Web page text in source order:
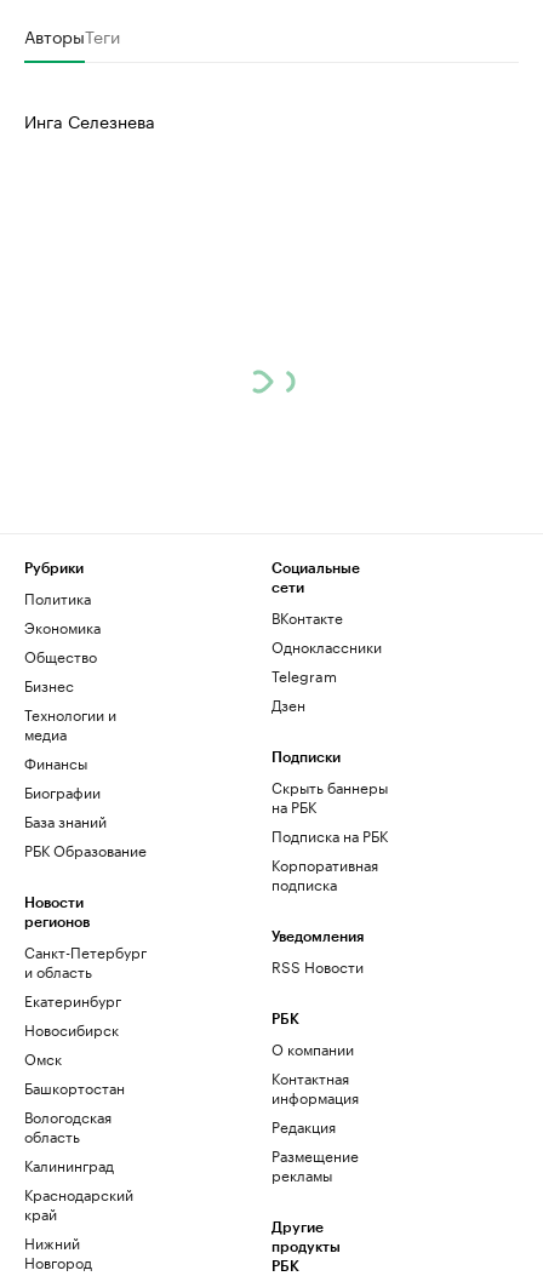
АвторыТеги
Инга Селезнева
Рубрики
Политика
Экономика
Общество
Бизнес
Технологии и
медиа
Финансы
Биографии
База знаний
РБК Образование
Новости
регионов
Санкт-Петербург
и область
Екатеринбург
Новосибирск
Омск
Башкортостан
Вологодская
область
Калининград
Краснодарский
край
Нижний
Новгород
Социальные
сети
ВКонтакте
Одноклассники
Telegram
Дзен
Подписки
Скрыть баннеры
на РБК
Подписка на РБК
Корпоративная
подписка
Уведомления
RSS Новости
РБК
О компании
Контактная
информация
Редакция
Размещение
рекламы
Другие
продукты
РБК